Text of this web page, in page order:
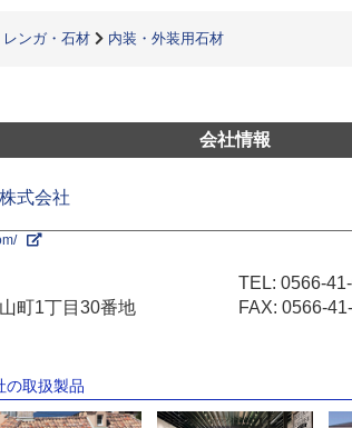
レンガ・石材 内装・外装用石材
会社情報
式会社
町1丁目30番地
TEL: 0566-
FAX: 0566-
の取扱製品